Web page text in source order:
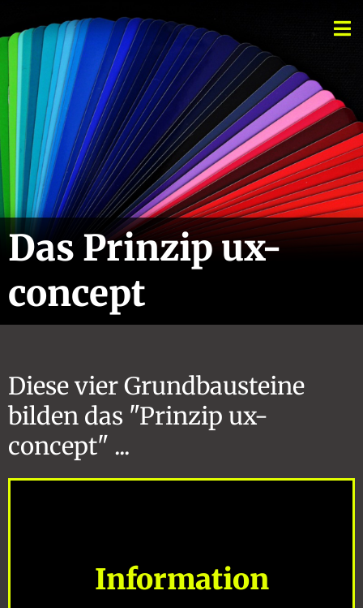
Inhalt
springen
Das Prinzip ux-
concept
Diese vier Grundbausteine
bilden das "Prinzip ux-
concept" ...
Information
Baustein 1